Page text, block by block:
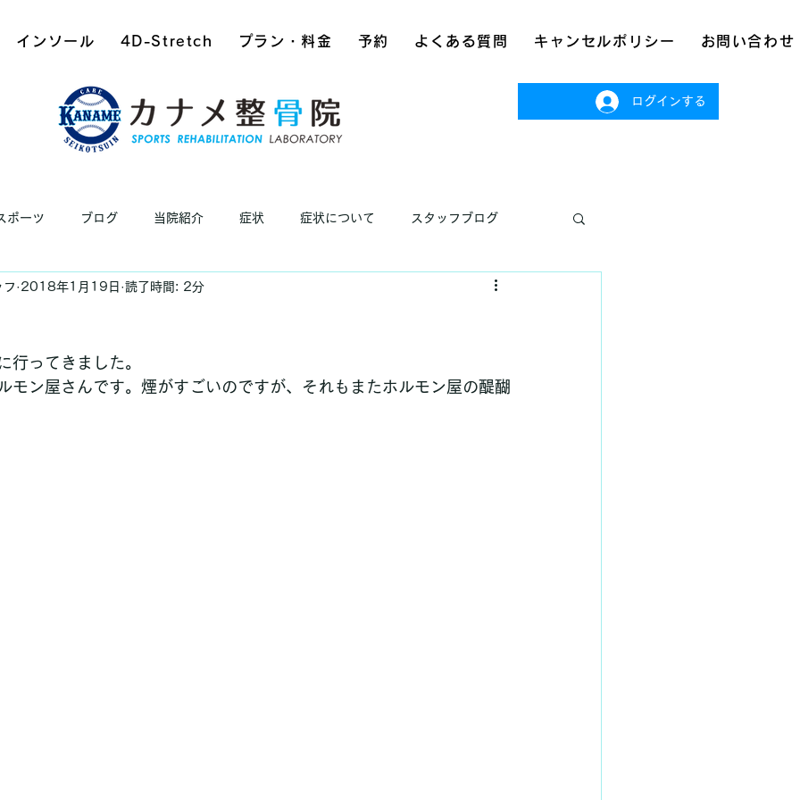
インソール 4D-Stretch プラン・料金 予約 よくある質問 キャンセルポリシー お問い合わせ
ログインする
ポーツ ブログ 当院紹介 症状 症状について スタッフブログ
フ 2018年1月19日 読了時間: 2分
行ってきました。
モン屋さんです。煙がすごいのですが、それもまたホルモン屋の醍醐